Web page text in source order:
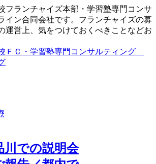
フランチャイズ本部・学習塾専門コンサ
イン合同会社です。フランチャイズの募
運営上、気をつけておくべきことなどお
ＦＣ・学習塾専門コンサルティング
川での説明会